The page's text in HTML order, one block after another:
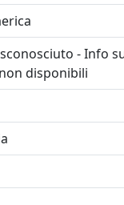
- Info
disponibili